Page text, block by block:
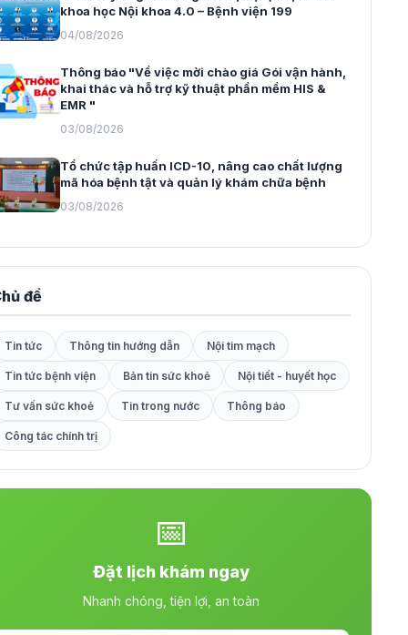
khoa học Nội khoa 4.0 – Bệnh viện 199
04/08/2026
Thông báo "Về việc mời chào giá Gói vận hành,
khai thác và hỗ trợ kỹ thuật phần mềm HIS &
EMR "
03/08/2026
Tổ chức tập huấn ICD-10, nâng cao chất lượng
mã hóa bệnh tật và quản lý khám chữa bệnh
03/08/2026
đề
Tin tức Thông tin hướng dẫn Nội tim mạch
Tin tức bệnh viện Bản tin sức khoẻ Nội tiết - huyết học
Tư vấn sức khoẻ Tin trong nước Thông báo
Công tác chính trị
📅
Đặt lịch khám ngay
Nhanh chóng, tiện lợi, an toàn